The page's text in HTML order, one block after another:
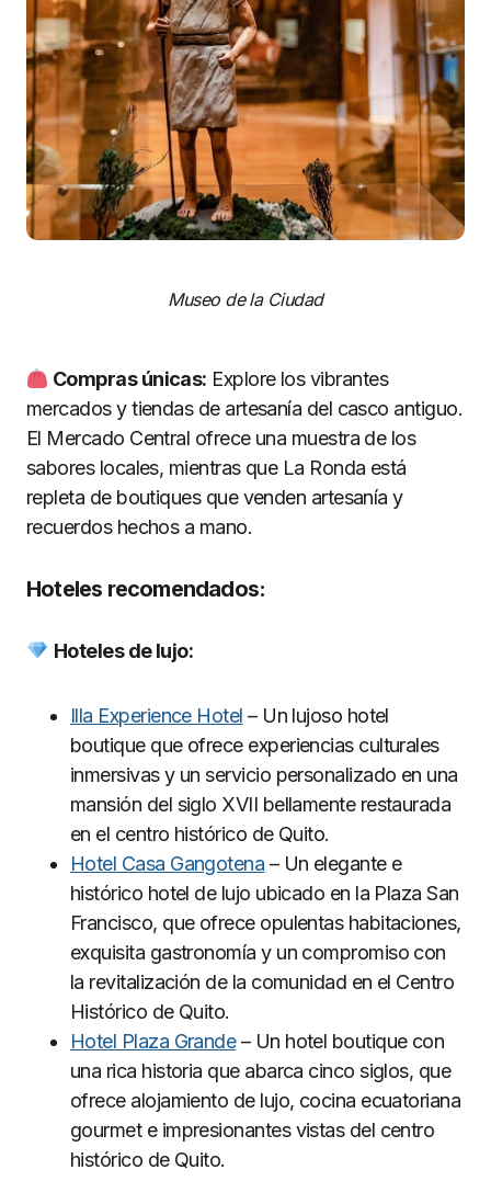
Museo de la Ciudad
Compras únicas: Explore los vibrantes
mercados y tiendas de artesanía del casco antiguo.
El Mercado Central ofrece una muestra de los
sabores locales, mientras que La Ronda está
repleta de boutiques que venden artesanía y
recuerdos hechos a mano.
Hoteles recomendados:
Hoteles de lujo:
Illa Experience Hotel – Un lujoso hotel
boutique que ofrece experiencias culturales
inmersivas y un servicio personalizado en una
mansión del siglo XVII bellamente restaurada
en el centro histórico de Quito.
Hotel Casa Gangotena – Un elegante e
histórico hotel de lujo ubicado en la Plaza San
Francisco, que ofrece opulentas habitaciones,
exquisita gastronomía y un compromiso con
la revitalización de la comunidad en el Centro
Histórico de Quito.
Hotel Plaza Grande– Un hotel boutique con
una rica historia que abarca cinco siglos, que
ofrece alojamiento de lujo, cocina ecuatoriana
gourmet e impresionantes vistas del centro
histórico de Quito.